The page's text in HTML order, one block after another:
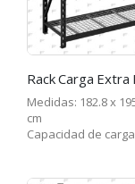
Medidas: 182.8 x
cm
Capacidad de